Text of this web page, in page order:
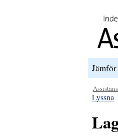
Lyssna